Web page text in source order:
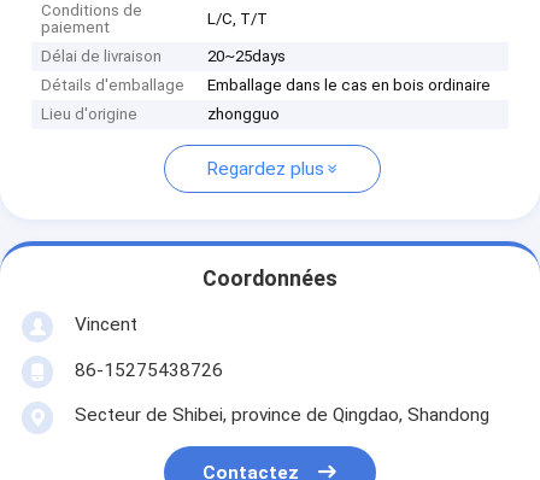
Conditions de
paiement
L/C, T/T
Délai de livraison
20~25days
Détails d'emballage
Emballage dans le cas en bois ordinaire
Lieu d'origine
zhongguo
Regardez plus
Coordonnées
Vincent
86-15275438726
Secteur de Shibei, province de Qingdao, Shandong
Contactez